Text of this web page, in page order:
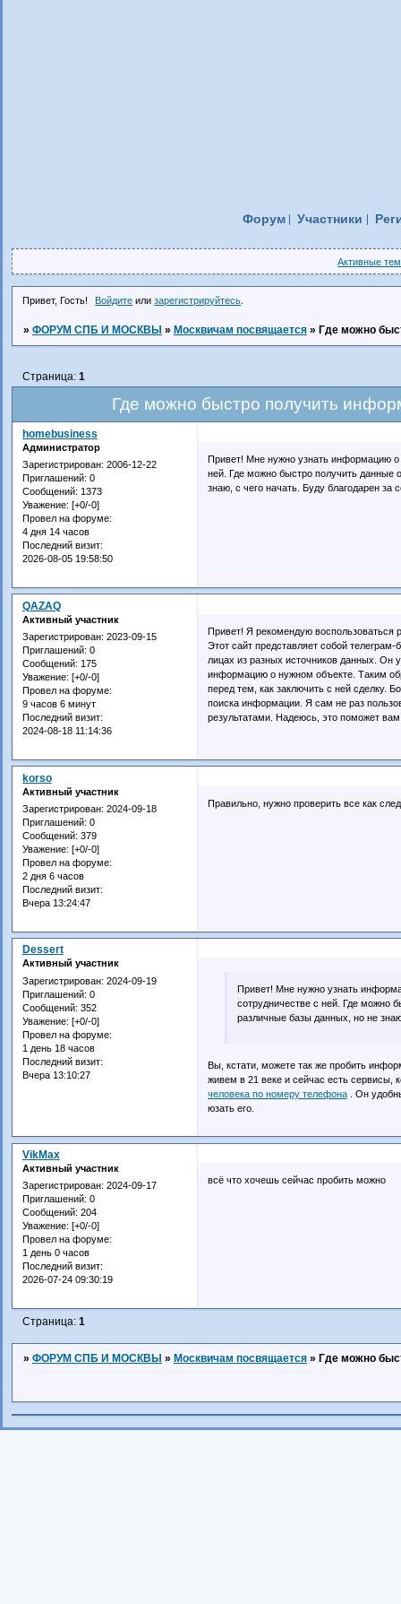
Форум Участники
Активные
Привет, Гость! Войдите илизарегистрируйтесь
» ФОРУМ СПБ И МОСКВЫ » Москвичам посвящается » Где можно
Где можно быстро получить
Страница: 1
homebusiness
Администратор
Зарегистрирован: 2006-12-22
Приглашений: 0
Сообщений: 1373
Уважение: [+0/-0]
Провел на форуме:
4 дня 14 часов
Последний визит:
2026-08-05 19:58:50
Привет! Мне нужно узнать информацию о
ней. Где можно быстро получить
знаю, с чего начать. Буду благодарен за
QAZAQ
Активный участник
Зарегистрирован: 2023-09-15
Приглашений: 0
Сообщений: 175
Уважение: [+0/-0]
Провел на форуме:
9 часов 6 минут
Последний визит:
2024-08-18 11:14:36
Привет! Я рекомендую воспользоваться
Этот сайт представляет собой
лицах из разных источников данных. Он
информацию о нужном объекте. Таким
перед тем, как заключить с ней сделку.
поиска информации. Я сам не раз
результатами. Надеюсь, это поможет
korso
Активный участник
Зарегистрирован: 2024-09-18
Приглашений: 0
Сообщений: 379
Уважение: [+0/-0]
Провел на форуме:
2 дня 6 часов
Последний визит:
Вчера 13:24:47
Правильно, нужно проверить все как
Dessert
Активный участник
Зарегистрирован: 2024-09-19
Приглашений: 0
Сообщений: 352
Уважение: [+0/-0]
Провел на форуме:
1 день 18 часов
Последний визит:
Вчера 13:10:27
Привет! Мне нужно узнать
сотрудничестве с ней. Где можно
различные базы данных, но не
Вы, кстати, можете так же пробить
живем в 21 веке и сейчас есть сервисы,
человека по номеру телефона. Он
юзать его.
VikMax
Активный участник
Зарегистрирован: 2024-09-17
Приглашений: 0
Сообщений: 204
Уважение: [+0/-0]
Провел на форуме:
1 день 0 часов
Последний визит:
2026-07-24 09:30:19
всё что хочешь сейчас пробить можно
Страница: 1
» ФОРУМ СПБ И МОСКВЫ » Москвичам посвящается » Где можно